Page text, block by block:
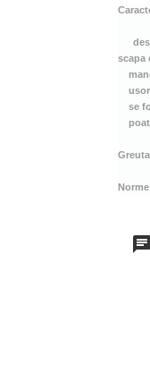
scapa
usor
se
Norme